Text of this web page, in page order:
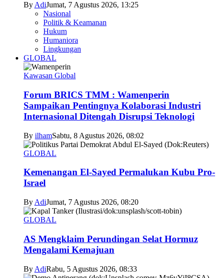
By AdiJumat, 7 Agustus 2026, 13:25
Nasional
Politik & Keamanan
Hukum
Humaniora
Lingkungan
GLOBAL
Kawasan Global
Forum BRICS TMM : Wamenperin
Sampaikan Pentingnya Kolaborasi Industri
Internasional Ditengah Disrupsi Teknologi
By ilhamSabtu, 8 Agustus 2026, 08:02
GLOBAL
Kemenangan El-Sayed Permalukan Kubu Pro-
Israel
By AdiJumat, 7 Agustus 2026, 08:20
GLOBAL
AS Mengklaim Perundingan Selat Hormuz
Mengalami Kemajuan
By AdiRabu, 5 Agustus 2026, 08:33